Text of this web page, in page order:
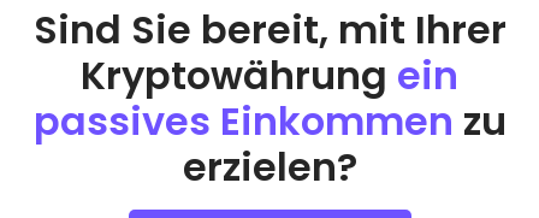
Sind Sie bereit, mit Ihrer
Kryptowährung ein
passives Einkommen zu
erzielen?